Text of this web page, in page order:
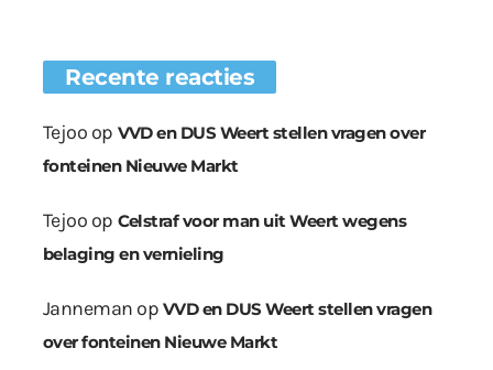
Recente reacties
Tejoo op VVD en DUS Weert stellen vragen over
fonteinen Nieuwe Markt
Tejoo op Celstraf voor man uit Weert wegens
belaging en vernieling
Janneman op VVD en DUS Weert stellen vragen
over fonteinen Nieuwe Markt